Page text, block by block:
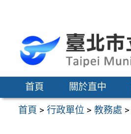
區
首頁 關於直中
首頁 >行政單位 >教務處 >